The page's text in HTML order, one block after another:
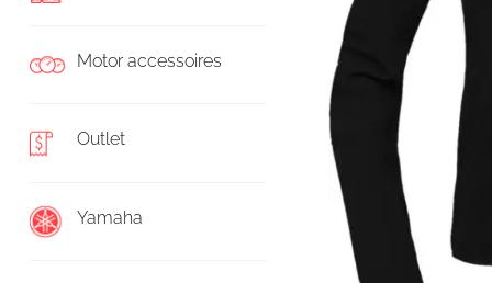
Motor accessoires
Outlet
Yamaha